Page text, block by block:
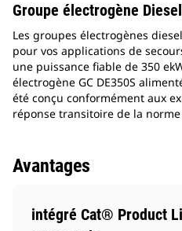
Groupe électrogène
Les groupes électrogènes
pour vos applications de
une puissance fiable de 350
électrogène GC DE350S
été conçu conformément aux
réponse transitoire de la norme
Avantages
intégré Cat® Product